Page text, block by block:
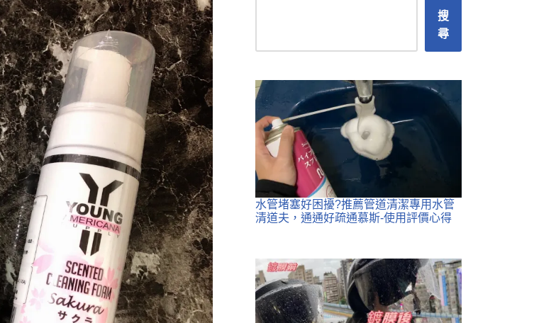
搜
尋
水管堵塞好困擾?推薦管道清潔專用水管
清道夫，通通好疏通慕斯-使用評價心得